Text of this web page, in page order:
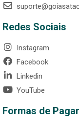
Redes Sociais
Instagram
Facebook
Linkedin
YouTube
Formas de